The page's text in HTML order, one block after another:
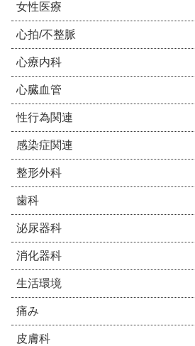
女性医療
心拍/不整脈
心療内科
心臓血管
性行為関連
感染症関連
整形外科
歯科
泌尿器科
消化器科
生活環境
痛み
皮膚科